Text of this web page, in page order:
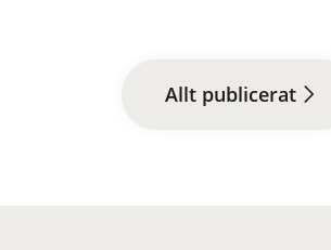
Allt publicerat